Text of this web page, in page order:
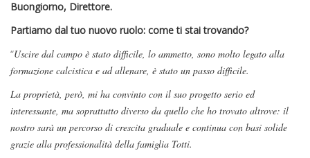
Buongiorno, Direttore.
Partiamo dal tuo nuovo ruolo: come ti stai trovando?
“Uscire dal campo è stato difficile, lo ammetto, sono molto legato alla
formazione calcistica e ad allenare, è stato un passo difficile.
La proprietà, però, mi ha convinto con il suo progetto serio ed
interessante, ma soprattutto diverso da quello che ho trovato altrove: il
nostro sarà un percorso di crescita graduale e continua con basi solide
grazie alla professionalità della famiglia Totti.